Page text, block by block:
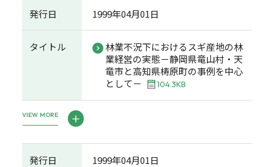
発行日 1999年04月01日
タイトル
林業不況下におけるスギ産地の林
業経営の実態－静岡県竜山村・天
竜市と高知県梼原町の事例を中心
として－
104.3KB
VIEW MORE
発行日 1999年04月01日